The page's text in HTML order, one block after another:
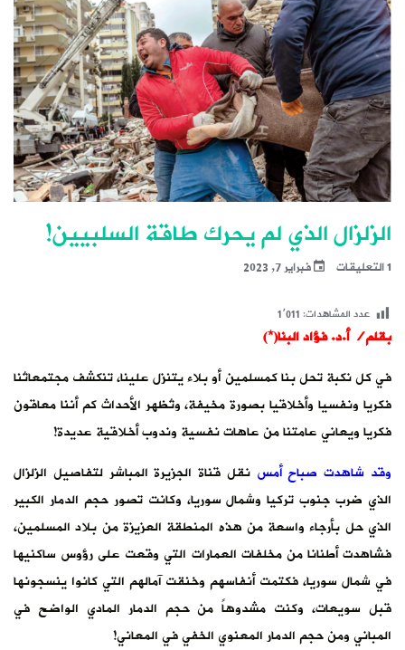
الزلزال الذي لم يحرك طاقة السلبيين!
1 التعليقات فبراير 7, 2023
عدد المشاهدات:1٬011
بقلم/ أ.د. فؤاد البنا(*)
في كل نكبة تحل بنا كمسلمين أو بلاء يتنزل علينا، تنكشف مجتمعاتُنا
فكريا ونفسيا وأخلاقيا بصورة مخيفة، وتُظهر الأحداث كم أننا معاقون
فكريا ويعاني عامتنا من عاهات نفسية وندوب أخلاقية عديدة!
وقد شاهدت صباح أمس نقل قناة الجزيرة المباشر لتفاصيل الزلزال
الذي ضرب جنوب تركيا وشمال سوريا، وكانت تصور حجم الدمار الكبير
الذي حل بأرجاء واسعة من هذه المنطقة العزيزة من بلاد المسلمين،
فشاهدت أطنانا من مخلفات العمارات التي وقعت على رؤوس ساكنيها
في شمال سوريا، فكتمت أنفاسهم وخنقت آمالهم التي كانوا ينسجونها
قبل سويعات، وكنت مشدوهاً من حجم الدمار المادي الواضح في
المباني ومن حجم الدمار المعنوي الخفي في المعاني!